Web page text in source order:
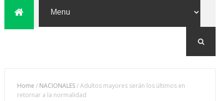
Home / NACIONALES/Adultos mayores serán los últimos en
retornar a la normalidad